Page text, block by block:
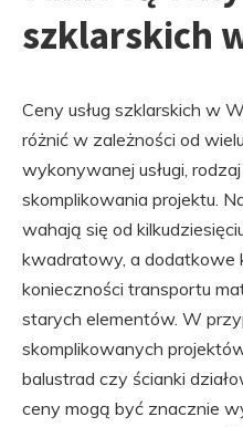
szklarskich
Ceny usług szklarskich w
różnić w zależności od
wykonywanej usługi,
skomplikowania projektu.
wahają się od
kwadratowy, a dodatkowe
konieczności transportu
starych elementów. W
skomplikowanych
balustrad czy ścianki
ceny mogą być znacznie